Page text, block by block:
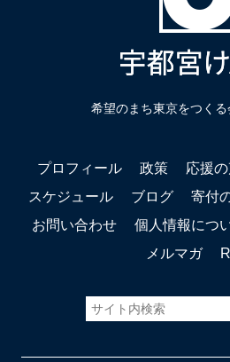
希望のまち東京をつくる
プロフィール 政策 応援
スケジュール
ブログ 寄付
お問い合わせ
個人情報につ
メルマガ